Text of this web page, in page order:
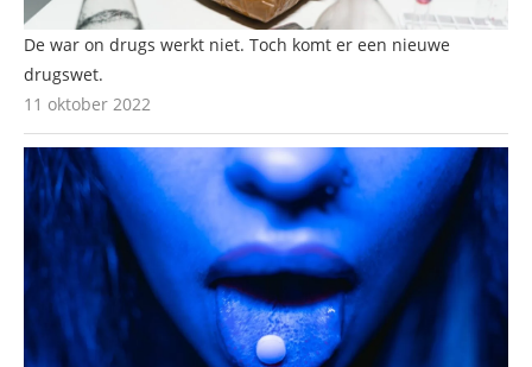
De war on drugs werkt niet. Toch komt er een nieuwe
drugswet.
11 oktober 2022